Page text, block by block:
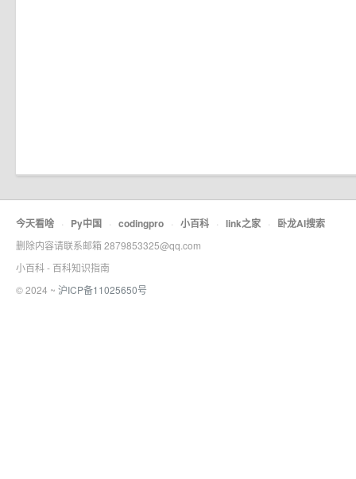
今天看啥 · Py中国 · codingpro · 小百科 · link之家 · 卧龙AI搜索
删除内容请联系邮箱 2879853325@qq.com
小百科 - 百科知识指南
© 2024 ~ 沪ICP备11025650号